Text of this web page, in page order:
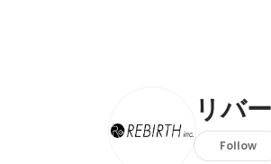
リバ
Follow